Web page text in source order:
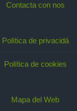
Contacta con nos
Política de privacidá
Política de cookies
Mapa del Web